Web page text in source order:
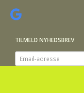
TILMELD NYHEDSBREV
Email-
adresse